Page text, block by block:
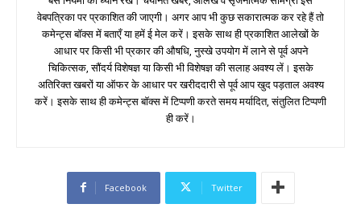
वेबपत्रिका पर प्रकाशित की जाएगी। अगर आप भी कुछ सकारात्मक कर रहे हैं तो
कमेन्ट्स बॉक्स में बताएँ या हमें ई मेल करें। इसके साथ ही प्रकाशित आलेखों के
आधार पर किसी भी प्रकार की औषधि, नुस्खे उपयोग में लाने से पूर्व अपने
चिकित्सक, सौंदर्य विशेषज्ञ या किसी भी विशेषज्ञ की सलाह अवश्य लें। इसके
अतिरिक्त खबरों या ऑफर के आधार पर खरीददारी से पूर्व आप खुद पड़ताल अवश्य
करें। इसके साथ ही कमेन्ट्स बॉक्स में टिप्पणी करते समय मर्यादित, संतुलित टिप्पणी
ही करें।
Facebook Twitter